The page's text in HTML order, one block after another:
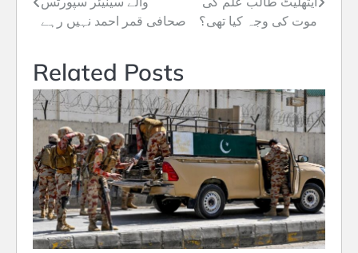
navigation
صحافی قمر احمد نہیں رہے
موت کی وجہ کیا تھی؟
Related Posts